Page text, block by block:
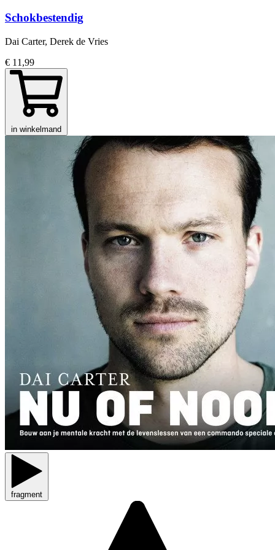
Schokbestendig
Dai Carter, Derek de Vries
€ 11,99
in winkelmand
fragment